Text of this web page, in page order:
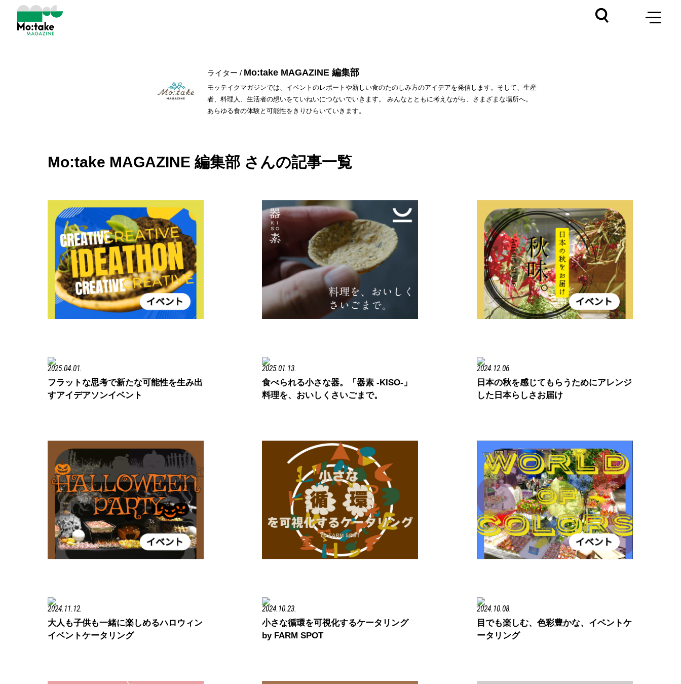
ライター / Mo:take MAGAZINE 編集部
モッテイクマガジンでは、イベントのレポートや新しい食のたのしみ方のアイデアを発信します。そして、生産
者、料理人、生活者の想いをていねいにつないでいきます。 みんなとともに考えながら、さまざまな場所へ。
あらゆる食の体験と可能性をきりひらいていきます。
Mo:take MAGAZINE 編集部 さんの記事一覧
2025.04.01.
フラットな思考で新たな可能性を生み出
すアイデアソンイベント
2025.01.13.
食べられる小さな器。「器素 -KISO-」
料理を、おいしくさいごまで。
2024.12.06.
日本の秋を感じてもらうためにアレンジ
した日本らしさお届け
2024.11.12.
大人も子供も一緒に楽しめるハロウィン
イベントケータリング
2024.10.23.
小さな循環を可視化するケータリング
by FARM SPOT
2024.10.08.
目でも楽しむ、色彩豊かな、イベントケ
ータリング